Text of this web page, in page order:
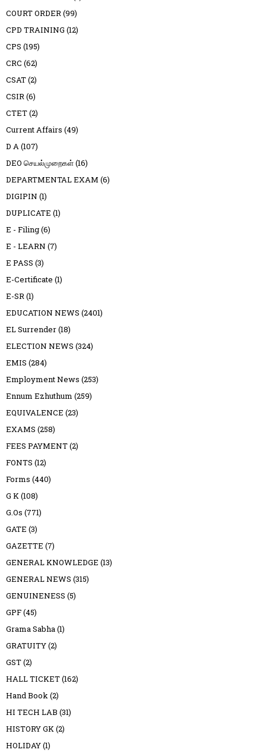
COURT ORDER(99)
CPD TRAINING (12)
CPS (195)
CRC (62)
CSAT(2)
CSIR(6)
CTET(2)
Current Affairs (49)
D A(107)
DEO செயல்முறைகள்(16)
DEPARTMENTAL EXAM (6)
DIGIPIN (1)
DUPLICATE (1)
E - Filing(6)
E - LEARN (7)
E PASS (3)
E-Certificate (1)
E-SR(1)
EDUCATION NEWS (2401)
EL Surrender(18)
ELECTION NEWS (324)
EMIS (284)
Employment News (253)
Ennum Ezhuthum (259)
EQUIVALENCE (23)
EXAMS (258)
FEES PAYMENT(2)
FONTS (12)
Forms (440)
G K(108)
G.Os (771)
GATE (3)
GAZETTE (7)
GENERAL KNOWLEDGE (13)
GENERAL NEWS (315)
GENUINENESS (5)
GPF(45)
Grama Sabha(1)
GRATUITY(2)
GST(2)
HALL TICKET(162)
Hand Book(2)
HI TECH LAB (31)
HISTORY GK(2)
HOLIDAY(1)